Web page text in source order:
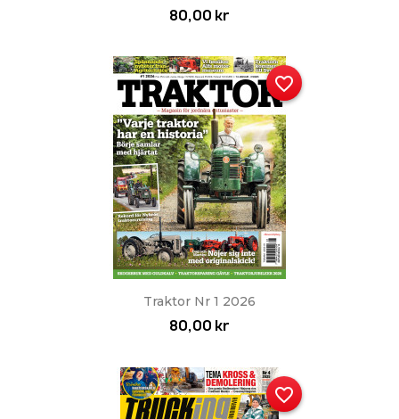
80,00 kr
Traktor Nr 1 2026
80,00 kr
favorite_border
favorite_border